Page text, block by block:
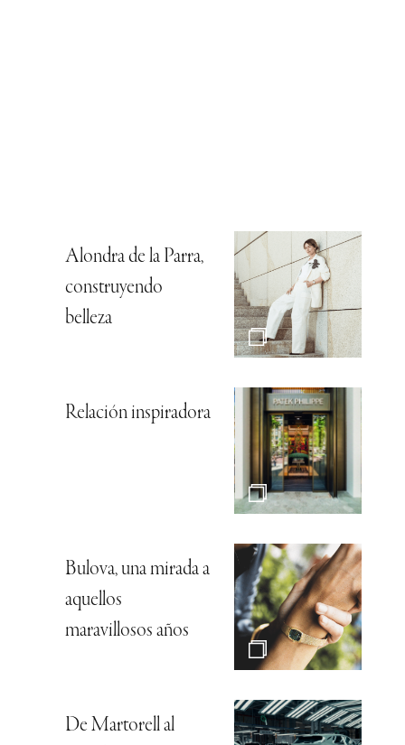
Alondra de la Parra,
construyendo
belleza
Relación inspiradora
Bulova, una mirada a
aquellos
maravillosos años
De Martorell al